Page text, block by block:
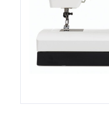
УЦЕНКА